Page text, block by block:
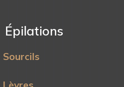
Épilations
Sourcils